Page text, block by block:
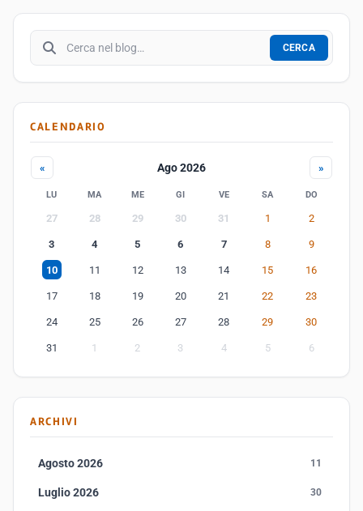
Cerca nel blog
CERCA
CALENDARIO
« Ago 2026 »
LU MA ME GI VE SA DO
27 28 29 30 31 1 2
3 4 5 6 7 8 9
10 11 12 13 14 15 16
17 18 19 20 21 22 23
24 25 26 27 28 29 30
31 1 2 3 4 5 6
ARCHIVI
Agosto 2026 11
Luglio 2026 30